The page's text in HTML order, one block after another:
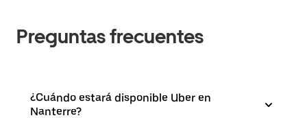
Preguntas frecuentes
¿Cuándo estará disponible Uber en
Nanterre?